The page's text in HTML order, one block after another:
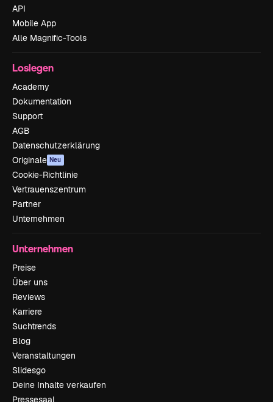
API
Mobile App
Alle Magnific-Tools
Loslegen
Academy
Dokumentation
Support
AGB
Datenschutzerklärung
Originale Neu
Cookie-Richtlinie
Vertrauenszentrum
Partner
Unternehmen
Unternehmen
Preise
Über uns
Reviews
Karriere
Suchtrends
Blog
Veranstaltungen
Slidesgo
Deine Inhalte verkaufen
Pressesaal